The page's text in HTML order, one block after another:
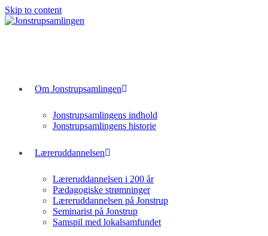
Skip to content
Om Jonstrupsamlingen
Jonstrupsamlingens indhold
Jonstrupsamlingens historie
Læreruddannelsen
Læreruddannelsen i 200 år
Pædagogiske strømninger
Læreruddannelsen på Jonstrup
Seminarist på Jonstrup
Samspil med lokalsamfundet